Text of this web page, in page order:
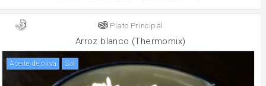
Plato Principal
Arroz blanco (Thermomix)
aceite de oliva sal